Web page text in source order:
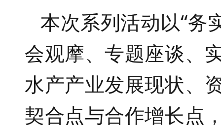
本次系列活动以“务
会观摩、专题座谈、
水产产业发展现状、
契合点与合作增长点